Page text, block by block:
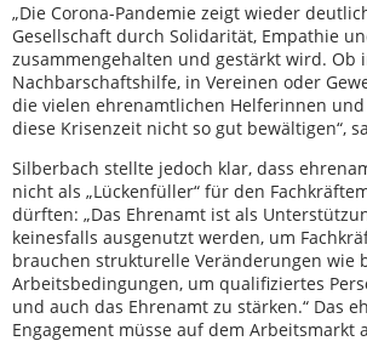
„Die Corona-Pandemie zeigt wieder
Gesellschaft durch Solidarität, Empathie
zusammengehalten und gestärkt wird. Ob
Nachbarschaftshilfe, in Vereinen oder
die vielen ehrenamtlichen Helferinnen
diese Krisenzeit nicht so gut bewältigen“,
Silberbach stellte jedoch klar, dass
nicht als „Lückenfüller“ für den
dürften: „Das Ehrenamt ist als
keinesfalls ausgenutzt werden, um
brauchen strukturelle Veränderungen wie
Arbeitsbedingungen, um qualifiziertes
und auch das Ehrenamt zu stärken.“ Das
Engagement müsse auf dem Arbeitsmarkt